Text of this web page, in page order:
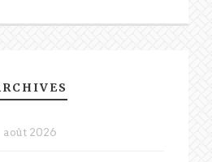
août 2026